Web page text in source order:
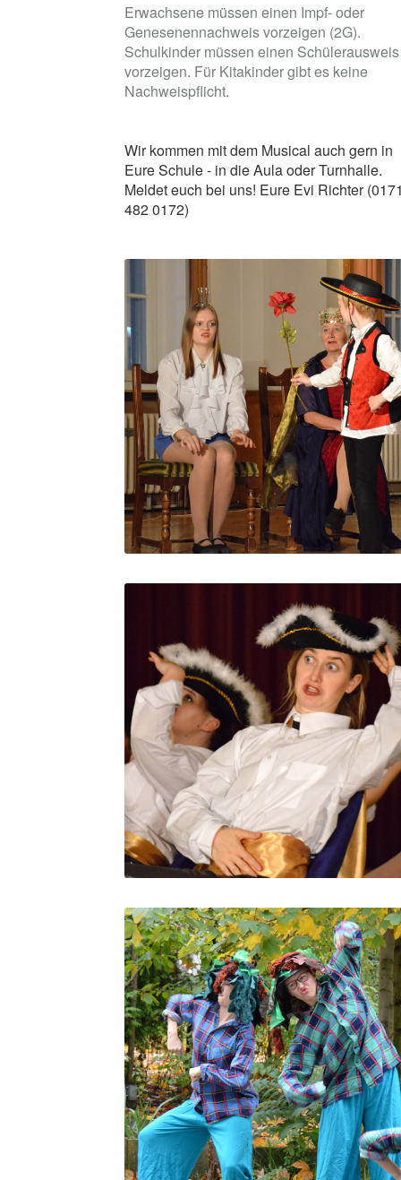
Erwachsene müssen einen Impf- oder
Genesenennachweis vorzeigen (2G).
Schulkinder müssen einen Schülerausweis
vorzeigen. Für Kitakinder gibt es keine
Nachweispflicht.
Wir kommen mit dem Musical auch gern in
Eure Schule - in die Aula oder Turnhalle.
Meldet euch bei uns! Eure Evi Richter
482 0172)